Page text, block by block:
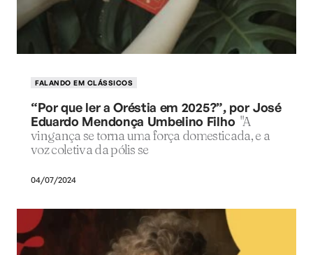
FALANDO EM CLÁSSICOS
“Por que ler a Oréstia em 2025?”, por José
Eduardo Mendonça Umbelino Filho "A
vingança se torna uma força domesticada, e a
voz coletiva da pólis se
04/07/2024